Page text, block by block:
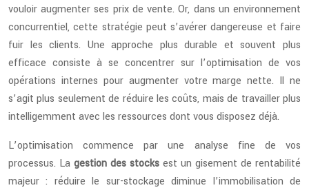
vouloir augmenter ses prix de vente. Or, dans un environnement
concurrentiel, cette stratégie peut s’avérer dangereuse et faire
fuir les clients. Une approche plus durable et souvent plus
efficace consiste à se concentrer sur l’optimisation de vos
opérations internes pour augmenter votre marge nette. Il ne
s’agit plus seulement de réduire les coûts, mais de travailler plus
intelligemment avec les ressources dont vous disposez déjà.
L’optimisation commence par une analyse fine de vos
processus. La gestion des stocks est un gisement de rentabilité
majeur : réduire le sur-stockage diminue l’immobilisation de